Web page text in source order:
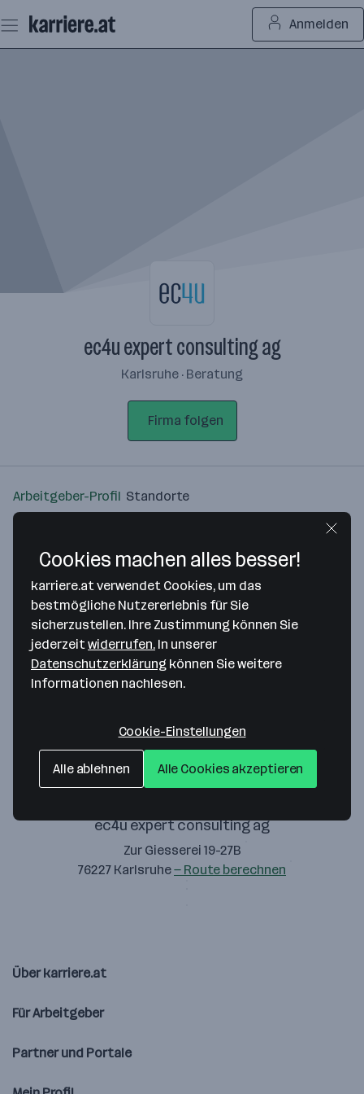
Seiteninhalt
springen
Anmelden
ec4u expert consulting ag
Karlsruhe · Beratung
Firma folgen
Arbeitgeber-Profil Standorte
Bitte stimme unseren Cookie-
Richtlinien zu, um diese Karte
anzuzeigen.
ec4u expert consulting ag
Zur Giesserei 19-27B
76227 Karlsruhe— Route berechnen
Über karriere.at
Für Arbeitgeber
Partner und Portale
Cookies machen alles besser!
karriere.at verwendet Cookies, um das
bestmögliche Nutzererlebnis für Sie
sicherzustellen. Ihre Zustimmung können Sie
jederzeitwiderrufen. In unserer
Datenschutzerklärung können Sie weitere
Informationen nachlesen.
Cookie-Einstellungen
Alle ablehnen Alle Cookies akzeptieren